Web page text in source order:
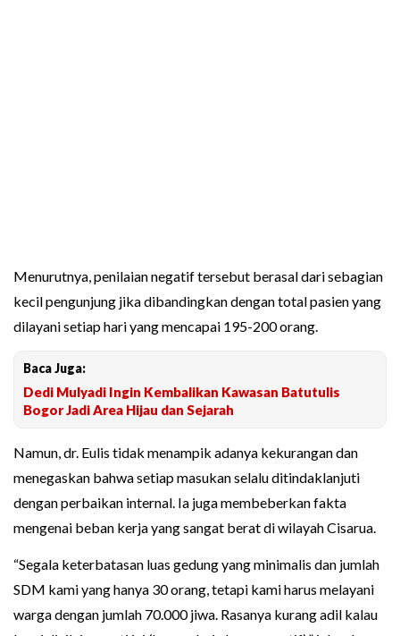
Menurutnya, penilaian negatif tersebut berasal dari sebagian
kecil pengunjung jika dibandingkan dengan total pasien yang
dilayani setiap hari yang mencapai 195-200 orang.
Baca Juga:
Dedi Mulyadi Ingin Kembalikan Kawasan Batutulis
Bogor Jadi Area Hijau dan Sejarah
Namun, dr. Eulis tidak menampik adanya kekurangan dan
menegaskan bahwa setiap masukan selalu ditindaklanjuti
dengan perbaikan internal. Ia juga membeberkan fakta
mengenai beban kerja yang sangat berat di wilayah Cisarua.
“Segala keterbatasan luas gedung yang minimalis dan jumlah
SDM kami yang hanya 30 orang, tetapi kami harus melayani
warga dengan jumlah 70.000 jiwa. Rasanya kurang adil kalau